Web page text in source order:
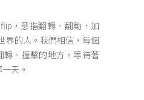
，意指翻轉、翻動，加
界的人。我們相信，每個
轉、撞擊的地方，等待著
天。